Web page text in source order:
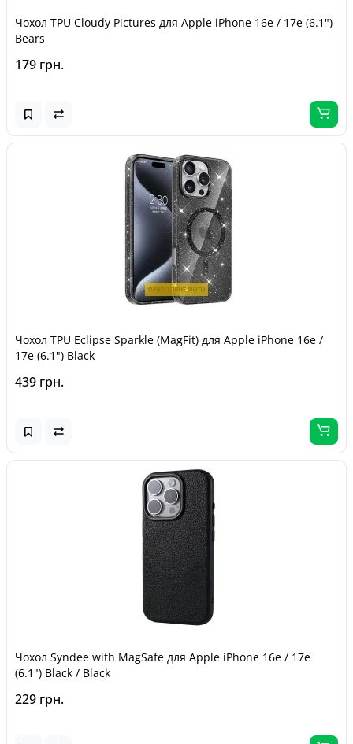
Чохол TPU Cloudy Pictures для Apple iPhone 16e / 17e (6.1")
Bears
179 грн.
Чохол TPU Eclipse Sparkle (MagFit) для Apple iPhone 16e /
17e (6.1") Black
439 грн.
Чохол Syndee with MagSafe для Apple iPhone 16e / 17e
(6.1") Black / Black
229 грн.